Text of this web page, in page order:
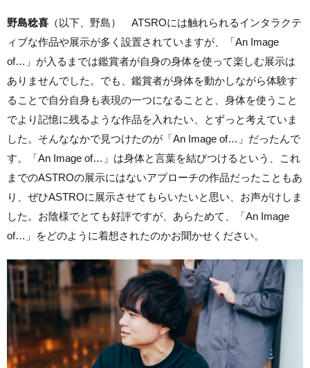
野島稔喜 （以下、野島） ATSROには触れられるインタラクテ
ィブな作品や展示が多く設置されていますが、「An Image
of…」が入るまでは鑑賞者が自身の身体を使って楽しむ展示は
ありませんでした。でも、鑑賞者が身体を動かしながら体験す
ることで自分自身も表現の一つになることと、身体を使うこと
でより記憶に残るような作品を入れたい、とずっと考えていま
した。そんななかで見つけたのが「An Image of…」だったんで
す。「An Image of…」は身体と言葉を結びつけるという、これ
までのASTROの展示にはないアプローチの作品だったこともあ
り、ぜひASTROに展示させてもらいたいと思い、お声がけしま
した。お陰様でとても好評ですが、あらためて、「An Image
of…」をどのように着想されたのかお聞かせください。